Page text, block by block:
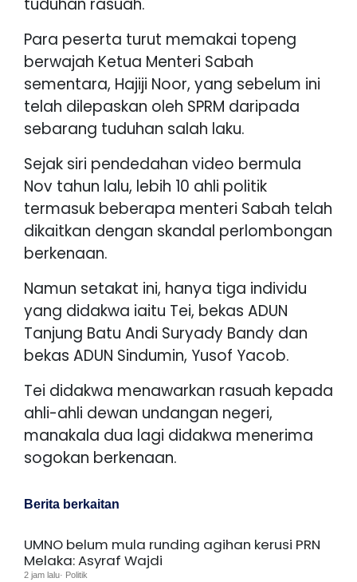
Para peserta turut memakai topeng
berwajah Ketua Menteri Sabah
sementara, Hajiji Noor, yang sebelum ini
telah dilepaskan oleh SPRM daripada
sebarang tuduhan salah laku.
Sejak siri pendedahan video bermula
Nov tahun lalu, lebih 10 ahli politik
termasuk beberapa menteri Sabah telah
dikaitkan dengan skandal perlombongan
berkenaan.
Namun setakat ini, hanya tiga individu
yang didakwa iaitu Tei, bekas ADUN
Tanjung Batu Andi Suryady Bandy dan
bekas ADUN Sindumin, Yusof Yacob.
Tei didakwa menawarkan rasuah kepada
ahli-ahli dewan undangan negeri,
manakala dua lagi didakwa menerima
sogokan berkenaan.
Berita berkaitan
UMNO belum mula runding agihan kerusi PRN
Melaka: Asyraf Wajdi
2 jam lalu· Politik